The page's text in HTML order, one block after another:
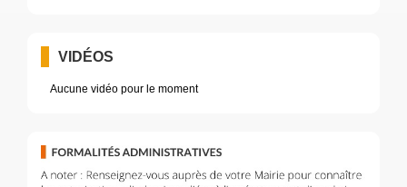
VIDÉOS
Aucune vidéo pour le moment